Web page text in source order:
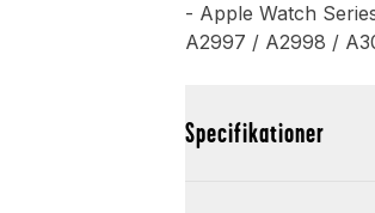
- Apple Watch
A2997 / A2998 /
Specifikationer